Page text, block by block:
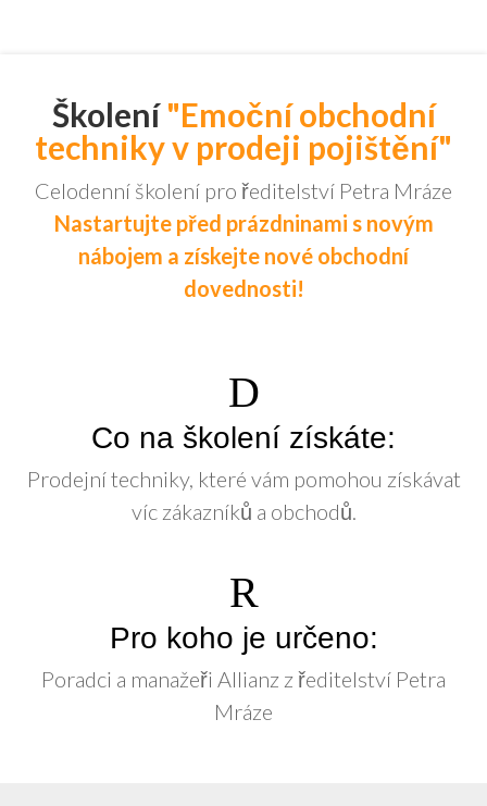
Školení"Emoční obchodní
techniky v prodeji pojištění"
Celodenní školení pro ředitelství Petra Mráze
Nastartujte před prázdninami s novým
nábojem a získejte nové obchodní
dovednosti!
Co na školení získáte:
Prodejní techniky, které vám pomohou získávat
víc zákazníků a obchodů.
Pro koho je určeno:
Poradci a manažeři Allianz z ředitelství Petra
Mráze